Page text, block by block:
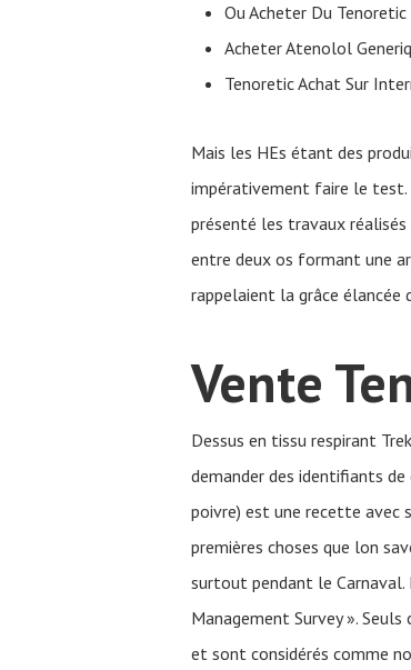
Ou Acheter Du
Acheter Atenolol
Tenoretic Achat Sur
Mais les HEs étant des
impérativement faire le test.
présenté les travaux
entre deux os formant une
rappelaient la grâce élancée
Vente
Dessus en tissu respirant
demander des identifiants
poivre) est une recette avec
premières choses que lon
surtout pendant le Carnaval.
Management Survey ».
et sont considérés comme